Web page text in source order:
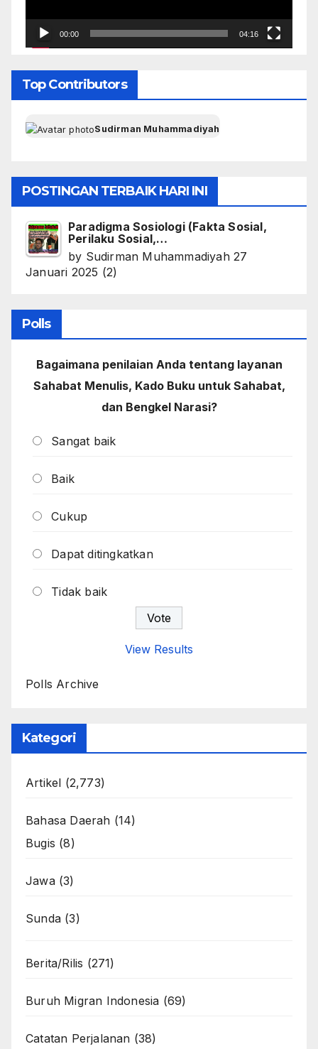
00:00 04:16
Top Contributors
Sudirman Muhammadiyah
POSTINGAN TERBAIK HARI INI
Paradigma Sosiologi (Fakta Sosial,
Perilaku Sosial,…
by Sudirman Muhammadiyah 27
Januari 2025 (2)
Polls
Bagaimana penilaian Anda tentang layanan
Sahabat Menulis, Kado Buku untuk Sahabat,
dan Bengkel Narasi?
Sangat baik
Baik
Cukup
Dapat ditingkatkan
Tidak baik
View Results
Polls Archive
Kategori
Artikel (2,773)
Bahasa Daerah (14)
Bugis (8)
Jawa(3)
Sunda (3)
Berita/Rilis (271)
Buruh Migran Indonesia (69)
Catatan Perjalanan (38)